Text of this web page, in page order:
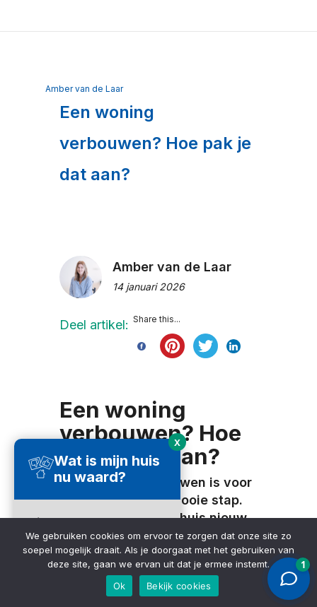
Wat is mijn huis
nu waard?
Direct een
waardecheck
ontvangen ➜
X
Amber van de Laar
Een woning
verbouwen? Hoe pak je
dat aan?
Amber van de Laar
14 januari 2026
Deel artikel: Share this...
Een woning
verbouwen? Hoe
pak je dat aan?
Een woning verbouwen is voor
veel mensen een mooie stap.
Of je nu een ouder huis nieuw
leven wilt inblazen, extra
ruimte nodig hebt of een
woning volledig naar je eigen
smaak wilt aanpassen:
We gebruiken cookies om ervoor te zorgen dat onze site zo
soepel mogelijk draait. Als je doorgaat met het gebruiken van
deze site, gaan we ervan uit dat je ermee instemt.
Ok
Bekijk cookies